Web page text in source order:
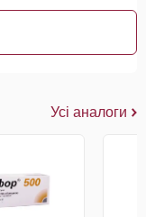
Усі аналоги